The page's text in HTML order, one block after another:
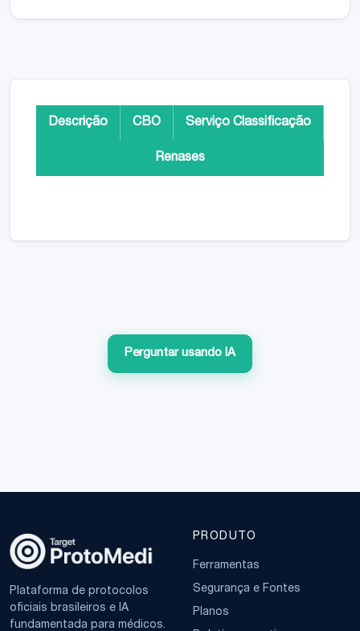
Descrição CBO Serviço Classificação
Renases
Perguntar usando IA
Plataforma de protocolos
oficiais brasileiros e IA
fundamentada para médicos.
PRODUTO
Ferramentas
Segurança e Fontes
Planos